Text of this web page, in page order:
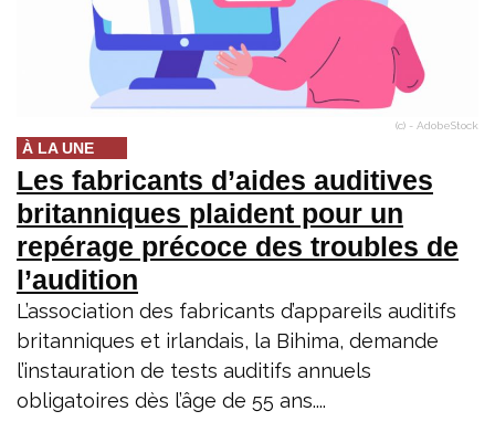
(c) - AdobeStock
À LA UNE
Les fabricants d’aides auditives
britanniques plaident pour un
repérage précoce des troubles de
l’audition
L’association des fabricants d’appareils auditifs
britanniques et irlandais, la Bihima, demande
l’instauration de tests auditifs annuels
obligatoires dès l’âge de 55 ans....